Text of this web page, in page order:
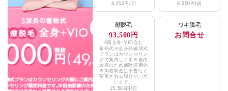
湘南美容クリニック金沢院、福井院 ★4.4 / 5（675件）
TCB東京中央美容外科福井院 ★4.3 / 5（638件）
福井レーザーセンター大名町スキンクリニッ
ク
ルーナエスクリニック
8,250円/回
8,250円/回
顔脱毛
93,500円
6回全身+VIO含む
蓄熱式※全身熱破壊式
プランはカウンセリン
グで案内します※自由
診療のため保険適用外
※掲載料金は予告なく
変更される場合がござ
います。
15,583円/回
ワキ脱毛
お問合せ